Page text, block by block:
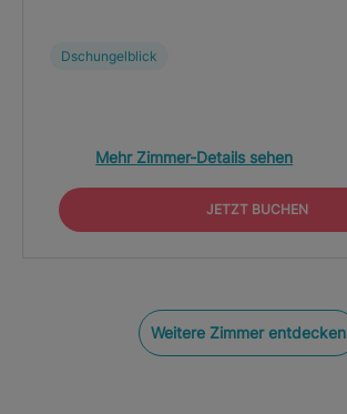
Dschungelblick
Mehr Zimmer-Details sehen
JETZT BUCHEN
Weitere Zimmer entdecken